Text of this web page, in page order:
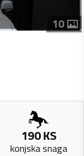
10
190KS
konjska snaga